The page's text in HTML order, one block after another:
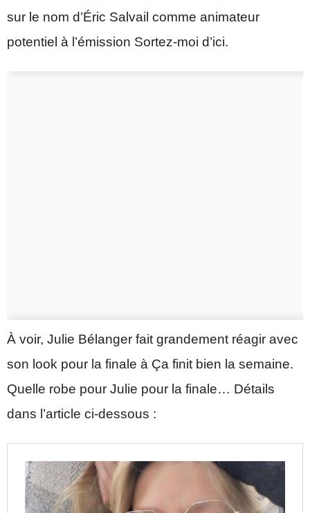
sur le nom d’Éric Salvail comme animateur
potentiel à l’émission Sortez-moi d’ici.
À voir, Julie Bélanger fait grandement réagir avec
son look pour la finale à Ça finit bien la semaine.
Quelle robe pour Julie pour la finale… Détails
dans l’article ci-dessous :